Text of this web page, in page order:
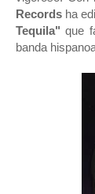
Records ha
Tequila"que
banda